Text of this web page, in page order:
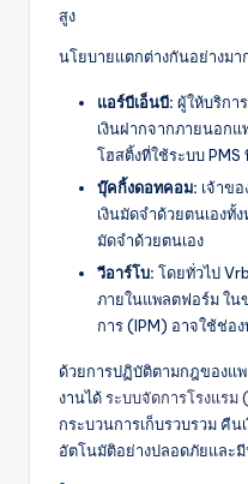
สูง
นโยบายแตกต่างกันอย่างม
แอร์บีเอ็นบี: ผู้ให้บริกา
เงินฝากจากภายนอก
โฮสติ้งที่ใช้ระบบ
บุ๊คกิ้งดอทคอม: เจ้าข
เงินมัดจำด้วยตนเองทั้
มัดจำด้วยตนเอง
วีอาร์โบ: โดยทั่วไป
ภายในแพลตฟอร์ม ใ
การ (IPM) อาจใช้ช่อง
ด้วยการปฏิบัติตามกฎของแ
งานได้ระบบจัดการโรงแรม
กระบวนการเก็บรวบรวม คืน
อัตโนมัติอย่างปลอดภัยและ